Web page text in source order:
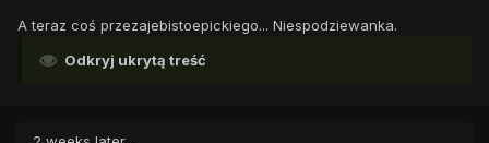
A teraz coś przezajebistoepickiego... Niespodziewanka.
Odkryj ukrytą treść